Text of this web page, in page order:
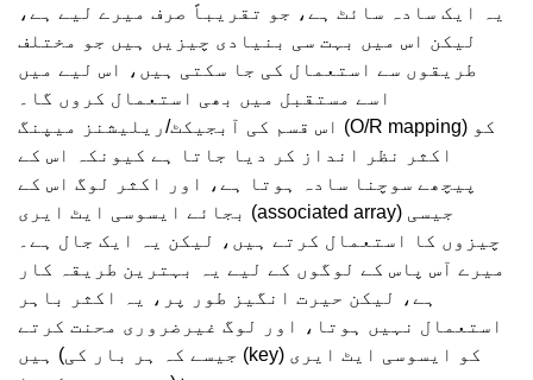
یہ ایک سادہ سائٹ ہے، جو تقریباً صرف میرے لیے ہے،
لیکن اس میں بہت سی بنیادی چیزیں ہیں جو مختلف
طریقوں سے استعمال کی جا سکتی ہیں، اس لیے میں
اسے مستقبل میں بھی استعمال کروں گا۔
اس قسم کی آبجیکٹ/ریلیشنز میپنگ (O/R mapping) کو
اکثر نظر انداز کر دیا جاتا ہے کیونکہ اس کے
پیچھے سوچنا سادہ ہوتا ہے، اور اکثر لوگ اس کے
بجائے ایسوسی ایٹ ایری (associated array) جیسی
چیزوں کا استعمال کرتے ہیں، لیکن یہ ایک جال ہے۔
میرے آس پاس کے لوگوں کے لیے یہ بہترین طریقہ کار
ہے، لیکن حیرت انگیز طور پر، یہ اکثر باہر
استعمال نہیں ہوتا، اور لوگ غیرضروری محنت کرتے
ہیں (جیسے کہ ہر بار کی (key) کو ایسوسی ایٹ ایری